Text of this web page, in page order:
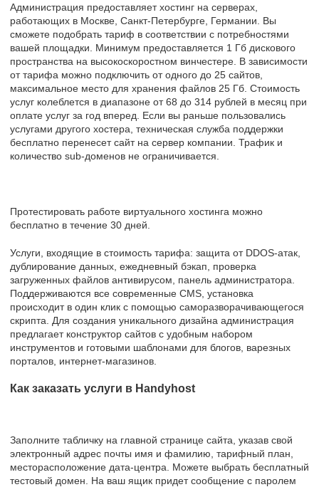
Администрация предоставляет хостинг на серверах,
работающих в Москве, Cанкт-Петербурге, Германии. Вы
сможете подобрать тариф в соответствии с потребностями
вашей площадки. Минимум предоставляется 1 Гб дискового
пространства на высокоскоростном винчестере. В зависимости
от тарифа можно подключить от одного до 25 сайтов,
максимальное место для хранения файлов 25 Гб. Стоимость
услуг колеблется в диапазоне от 68 до 314 рублей в месяц при
оплате услуг за год вперед. Если вы раньше пользовались
услугами другого хостера, техническая служба поддержки
бесплатно перенесет сайт на сервер компании. Трафик и
количество sub-доменов не ограничивается.
Протестировать работe виртуального хостинга можно
бесплатно в течение 30 дней.
Услуги, входящие в стоимость тарифа: защита от DDOS-атак,
дублирование данных, ежедневный бэкап, проверка
загруженных файлов антивирусом, панель администратора.
Поддерживаются все современные CMS, установка
происходит в один клик с помощью саморазворачивающегося
скрипта. Для создания уникального дизайна администрация
предлагает конструктор сайтов с удобным набором
инструментов и готовыми шаблонами для блогов, варезных
порталов, интернет-магазинов.
Как заказать услуги в Handyhost
Заполните табличку на главной странице сайта, указав свой
электронный адрес почты имя и фамилию, тарифный план,
месторасположение дата-центра. Можете выбрать бесплатный
тестовый домен. На ваш ящик придет сообщение с паролем